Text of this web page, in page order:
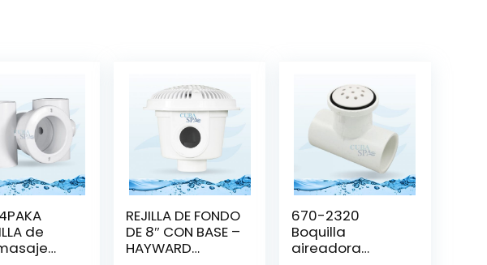
de
REJILLA DE FONDO
DE 8″ CON BASE –
HAYWARD
670-2320
Boquilla
aireadora